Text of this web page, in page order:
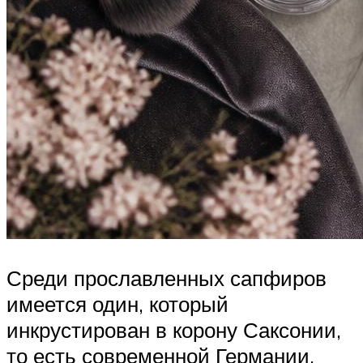
Среди прославленных сапфиров
имеется один, который
инкрустирован в корону Саксонии,
то есть современной Германии,